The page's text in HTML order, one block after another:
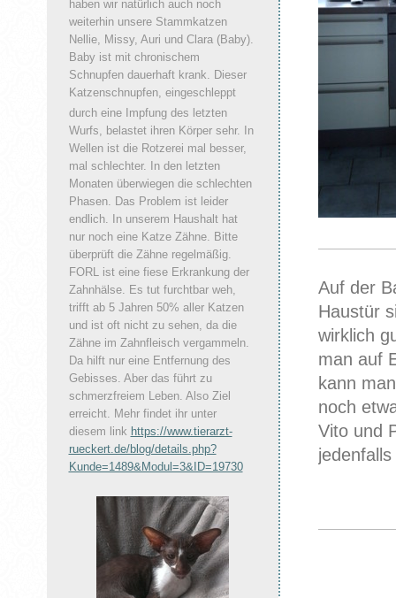
Auf der
Haustür
wirklich
man auf
kann
noch
Vito und
haben wir natürlich auch noch
weiterhin unsere Stammkatzen
Nellie, Missy, Auri und Clara (Baby).
Baby ist mit chronischem
Schnupfen dauerhaft krank. Dieser
Katzenschnupfen, eingeschleppt
durch eine Impfung des letzten
Wurfs, belastet ihren Körper sehr. In
Wellen ist die Rotzerei mal besser,
mal schlechter. In den letzten
Monaten überwiegen die schlechten
Phasen. Das Problem ist leider
endlich. In unserem Haushalt hat
nur noch eine Katze Zähne. Bitte
überprüft die Zähne regelmäßig.
FORL ist eine fiese Erkrankung der
Zahnhälse. Es tut furchtbar weh,
trifft ab 5 Jahren 50% aller Katzen
und ist oft nicht zu sehen, da die
Zähne im Zahnfleisch vergammeln.
Da hilft nur eine Entfernung des
Gebisses. Aber das führt zu
schmerzfreiem Leben. Also Ziel
erreicht. Mehr findet ihr unter
diesem link https://www.tierarzt-
rueckert.de/blog/details.php?
Kunde=1489&Modul=3&ID=19730